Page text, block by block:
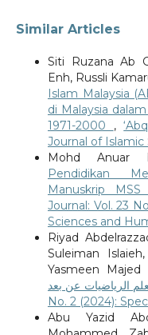
Similar Articles
Siti Ruzana Ab
Enh, Russli
Islam Malaysia
di Malaysia
1971-2000 ,
Journal of
Mohd Anuar
Pendidikan
Manuskrip
Journal: Vol. 23
Sciences and
Riyad
Suleiman
Yasmeen Majed
No. 2 (2024):
Abu Yazid